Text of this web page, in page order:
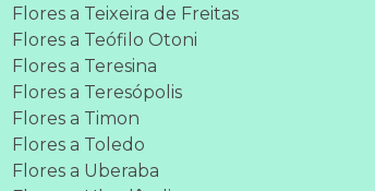
Flores a Teixeira de Freitas
Flores a Teófilo Otoni
Flores a Teresina
Flores a Teresópolis
Flores a Timon
Flores a Toledo
Flores a Uberaba